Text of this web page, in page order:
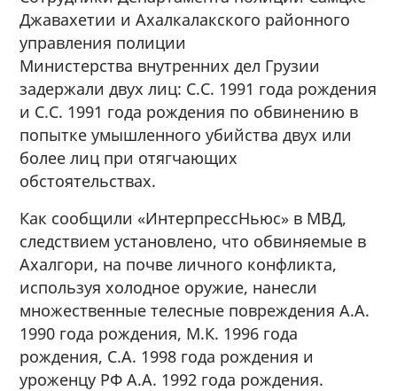
Джавахетии и Ахалкалакского районного
управления полиции
Министерства внутренних дел Грузии
задержали двух лиц: С.С. 1991 года рождения
и С.С. 1991 года рождения по обвинению в
попытке умышленного убийства двух или
более лиц при отягчающих
обстоятельствах.
Как сообщили «ИнтерпрессНьюс» в МВД,
следствием установлено, что обвиняемые в
Ахалгори, на почве личного конфликта,
используя холодное оружие, нанесли
множественные телесные повреждения А.А.
1990 года рождения, М.К. 1996 года
рождения, С.А. 1998 года рождения и
уроженцу РФ А.А. 1992 года рождения.